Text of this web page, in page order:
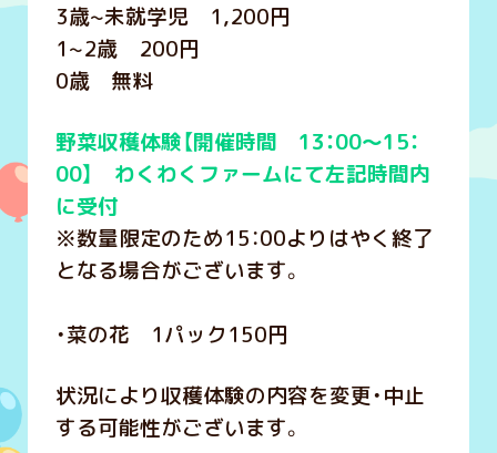
3歳~未就学児 1,200円
1~2歳 200円
0歳 無料
野菜収穫体験【開催時間 13：00～15：
00】 わくわくファームにて左記時間内
に受付
※数量限定のため15：00よりはやく終了
となる場合がございます。
・菜の花 1パック150円
状況により収穫体験の内容を変更・中止
する可能性がございます。